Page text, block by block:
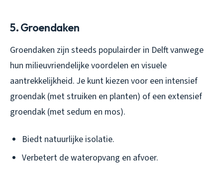
5. Groendaken
Groendaken zijn steeds populairder in Delft vanwege
hun milieuvriendelijke voordelen en visuele
aantrekkelijkheid. Je kunt kiezen voor een intensief
groendak (met struiken en planten) of een extensief
groendak (met sedum en mos).
Biedt natuurlijke isolatie.
Verbetert de wateropvang en afvoer.